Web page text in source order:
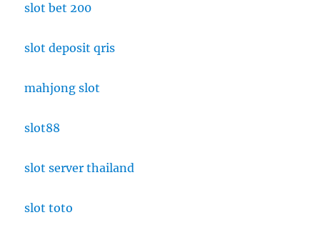
slot bet 200
slot deposit qris
mahjong slot
slot88
slot server thailand
slot toto